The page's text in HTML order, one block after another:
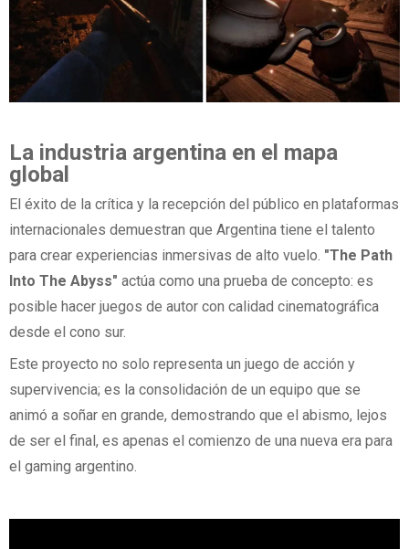
La industria argentina en el mapa
global
El éxito de la crítica y la recepción del público en plataformas
internacionales demuestran que Argentina tiene el talento
para crear experiencias inmersivas de alto vuelo. "The Path
Into The Abyss" actúa como una prueba de concepto: es
posible hacer juegos de autor con calidad cinematográfica
desde el cono sur.
Este proyecto no solo representa un juego de acción y
supervivencia; es la consolidación de un equipo que se
animó a soñar en grande, demostrando que el abismo, lejos
de ser el final, es apenas el comienzo de una nueva era para
el gaming argentino.